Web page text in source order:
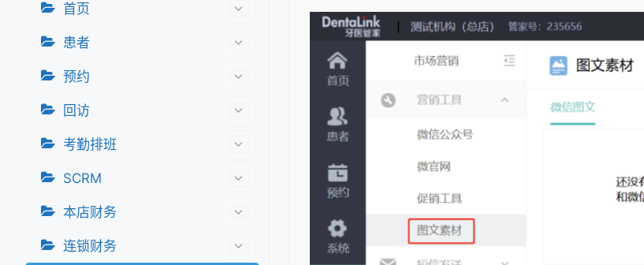
首页
患者
预约
回访
考勤排班
SCRM
本店财务
连锁财务